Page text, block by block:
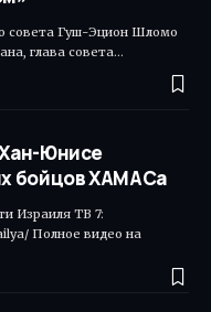
совета Гуш-Эцион Шломо
глава совета…
Хан-Юнисе
бойцов ХАМАСа
Израиля ТВ 7:
Полное видео на